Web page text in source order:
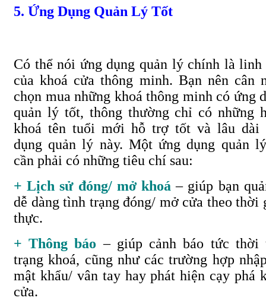
5. Ứng Dụng Quản Lý Tốt
Có thể nói ứng dụng quản lý chính là linh
của khoá cửa thông minh. Bạn nên cân
chọn mua những khoá thông minh có ứng
quản lý tốt, thông thường chỉ có những
khoá tên tuổi mới hỗ trợ tốt và lâu dài
dụng quản lý này. Một ứng dụng quản
cần phải có những tiêu chí sau:
+ Lịch sử đóng/ mở khoá – giúp bạn
dễ dàng tình trạng đóng/ mở cửa theo thời
thực.
+ Thông báo – giúp cảnh báo tức thời
trạng khoá, cũng như các trường hợp
mật khẩu/ vân tay hay phát hiện cạy phá
cửa.